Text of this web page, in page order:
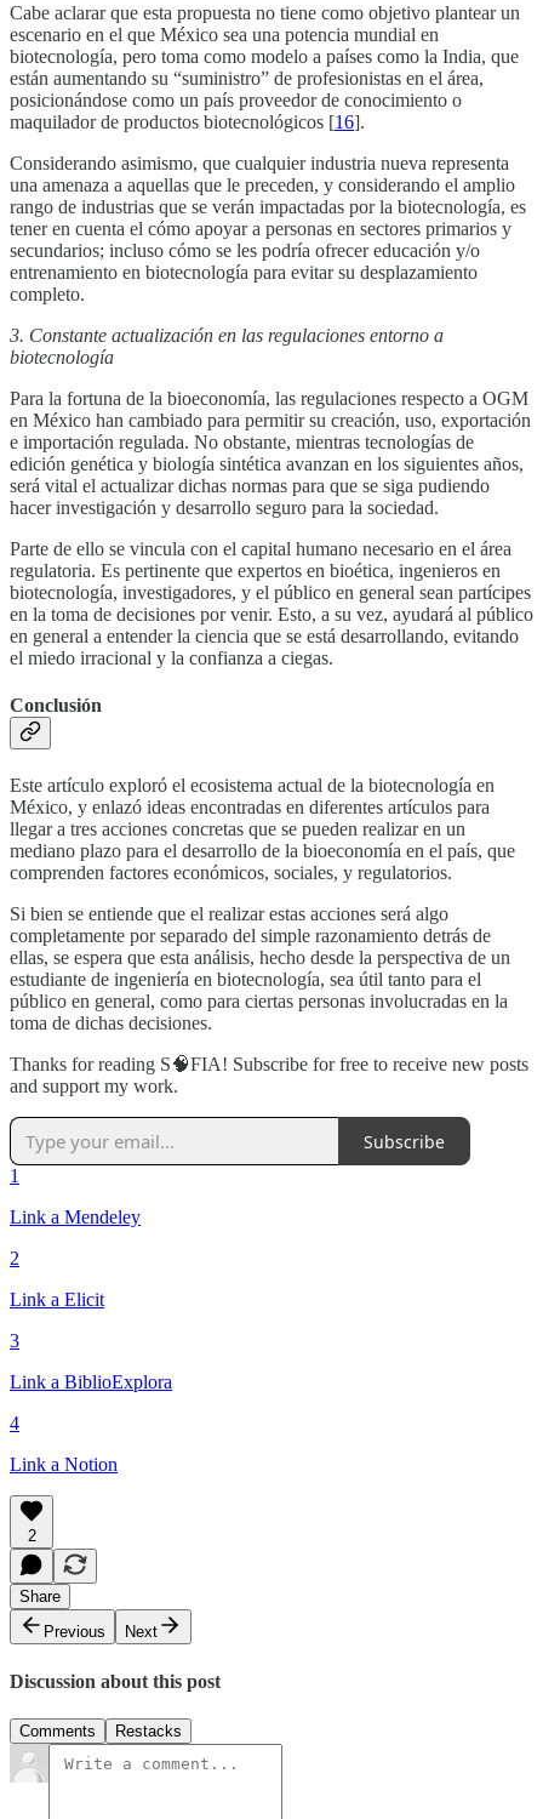
Cabe aclarar que esta propuesta no tiene como objetivo plantear un
escenario en el que México sea una potencia mundial en
biotecnología, pero toma como modelo a países como la India, que
están aumentando su “suministro” de profesionistas en el área,
posicionándose como un país proveedor de conocimiento o
maquilador de productos biotecnológicos [16].
Considerando asimismo, que cualquier industria nueva representa
una amenaza a aquellas que le preceden, y considerando el amplio
rango de industrias que se verán impactadas por la biotecnología, es
tener en cuenta el cómo apoyar a personas en sectores primarios y
secundarios; incluso cómo se les podría ofrecer educación y/o
entrenamiento en biotecnología para evitar su desplazamiento
completo.
3. Constante actualización en las regulaciones entorno a
biotecnología
Para la fortuna de la bioeconomía, las regulaciones respecto a OGM
en México han cambiado para permitir su creación, uso, exportación
e importación regulada. No obstante, mientras tecnologías de
edición genética y biología sintética avanzan en los siguientes años,
será vital el actualizar dichas normas para que se siga pudiendo
hacer investigación y desarrollo seguro para la sociedad.
Parte de ello se vincula con el capital humano necesario en el área
regulatoria. Es pertinente que expertos en bioética, ingenieros en
biotecnología, investigadores, y el público en general sean partícipes
en la toma de decisiones por venir. Esto, a su vez, ayudará al público
en general a entender la ciencia que se está desarrollando, evitando
el miedo irracional y la confianza a ciegas.
Conclusión
Este artículo exploró el ecosistema actual de la biotecnología en
México, y enlazó ideas encontradas en diferentes artículos para
llegar a tres acciones concretas que se pueden realizar en un
mediano plazo para el desarrollo de la bioeconomía en el país, que
comprenden factores económicos, sociales, y regulatorios.
Si bien se entiende que el realizar estas acciones será algo
completamente por separado del simple razonamiento detrás de
ellas, se espera que esta análisis, hecho desde la perspectiva de un
estudiante de ingeniería en biotecnología, sea útil tanto para el
público en general, como para ciertas personas involucradas en la
toma de dichas decisiones.
Thanks for reading S🧠FIA! Subscribe for free to receive new posts
and support my work.
Subscribe
1
Link a Mendeley
2
Link a Elicit
3
Link a BiblioExplora
4
Link a Notion
2
Share
Previous
Next
Discussion about this post
Comments Restacks